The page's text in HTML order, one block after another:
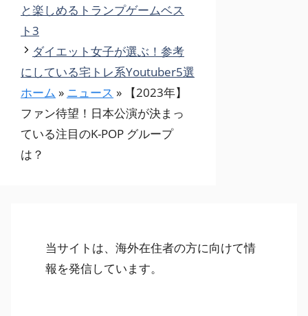
ゴ
リ
ー
と楽しめるトランプゲームベス
ト3
ダイエット女子が選ぶ！参考
にしている宅トレ系Youtuber5選
ホーム » ニュース »
【2023年】
ファン待望！日本公演が決まっ
ている注目のK-POP グループ
は？
当サイトは、海外在住者の方に向けて情
報を発信しています。